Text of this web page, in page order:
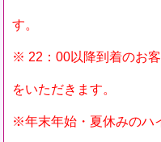
す。
※ 22：00以降到着のお
をいただきます。
※年末年始・夏休みのハ